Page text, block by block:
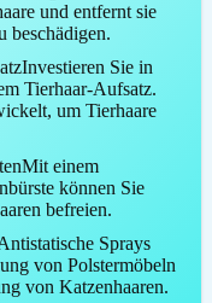
und entfernt sie
beschädigen.
Sie in
Tierhaar-Aufsatz.
um Tierhaare
einem
können Sie
befreien.
Sprays
von Polstermöbeln
von Katzenhaaren.